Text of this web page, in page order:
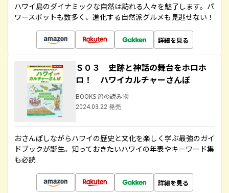
ハワイ島のダイナミックな自然は訪れる人々を魅了します。パ
ワースポットも数多く、進化する自然派グルメも見逃せない！
詳細を見る
Ｓ０３ 史跡と神話の舞台をホロホ
ロ！ ハワイカルチャーさんぽ
BOOKS 旅の読み物
2024.03.22 発売
おさんぽしながらハワイの歴史と文化を楽しく学ぶ最強のガイ
ドブックが誕生。知っておきたいハワイの年表やキーワード集
も必読
詳細を見る